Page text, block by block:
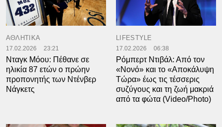
ΑΘΛΗΤΙΚΑ
17.02.2026 23:21
Νταγκ Μόου: Πέθανε σε
ηλικία 87 ετών ο πρώην
προπονητής των Ντένβερ
Νάγκετς
LIFESTYLE
17.02.2026 06:38
Ρόμπερτ Ντιβάλ: Από τον
«Νονό» και το «Αποκάλυψη
Τώρα» έως τις τέσσερις
συζύγους και τη ζωή μακριά
από τα φώτα (Video/Photo)